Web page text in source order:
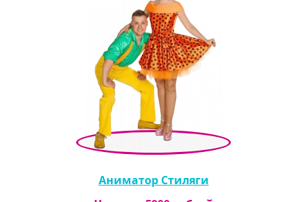
Аниматор Стиляги